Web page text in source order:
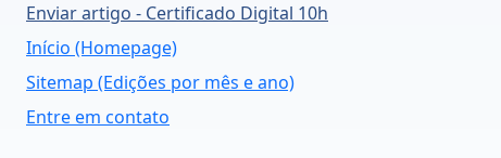
Enviar artigo - Certificado Digital 10h
Início (Homepage)
Sitemap (Edições por mês e ano)
Entre em contato